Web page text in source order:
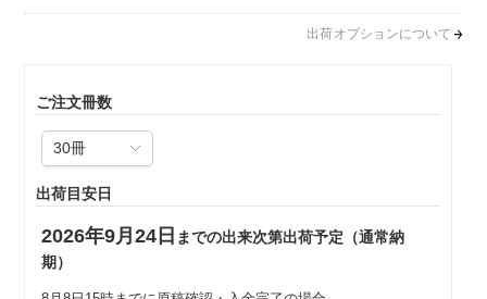
出荷オプションについて
ご注文冊数
出荷目安日
2026年9月24日 までの出来次第出荷予定（通常納
期）